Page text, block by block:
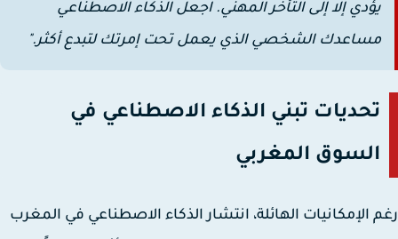
يؤدي إلا إلى التأخر المهني. اجعل الذكاء الاصطناعي
مساعدك الشخصي الذي يعمل تحت إمرتك لتبدع أكثر."
تحديات تبني الذكاء الاصطناعي في
السوق المغربي
الإمكانيات الهائلة، انتشار الذكاء الاصطناعي في المغرب